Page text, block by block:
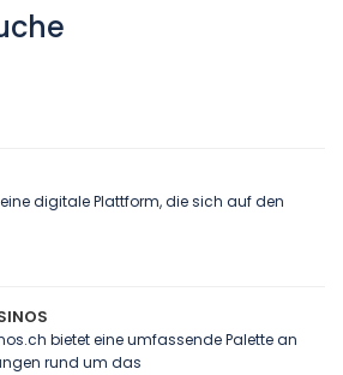
digitale Plattform, die sich auf den
bietet eine umfassende Palette an
rund um das